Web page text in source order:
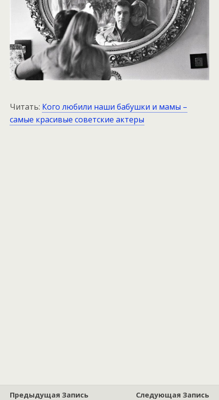
Читать: Кого любили наши бабушки и мамы –
самые красивые советские актеры
Предыдущая Запись
Следующая Запись